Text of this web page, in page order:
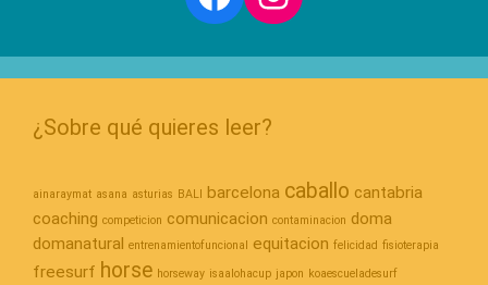
¿Sobre qué quieres leer?
ainaraymat asana asturias BALI barcelona caballo cantabria
coaching competicion comunicacion contaminacion doma
domanatural entrenamientofuncional equitacion felicidad fisioterapia
freesurf horse horseway isaalohacup japon koaescueladesurf